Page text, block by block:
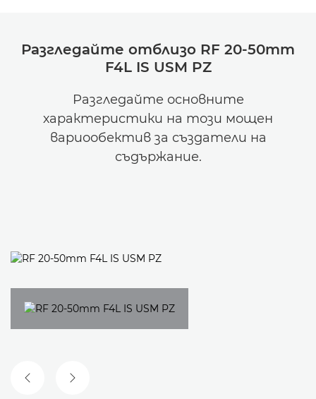
Разгледайте отблизо RF 20-50mm
F4L IS USM PZ
Разгледайте основните
характеристики на този мощен
вариообектив за създатели на
съдържание.
ПРЕДИШЕН СЛАЙД
СЛЕДВАЩ СЛАЙД